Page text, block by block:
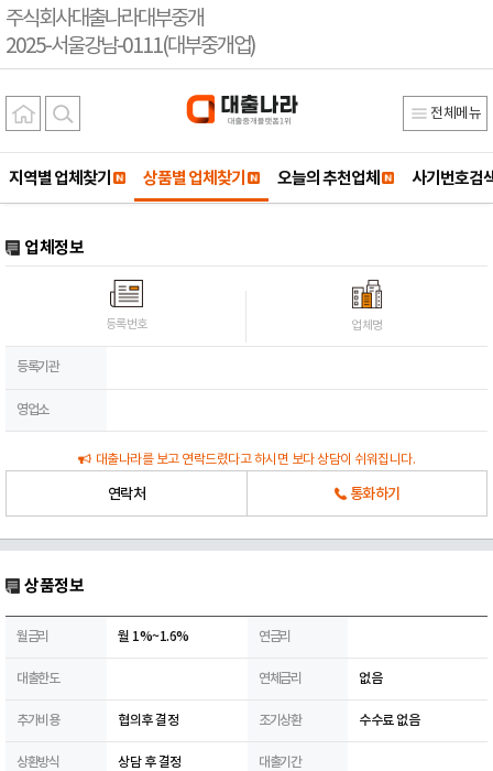
주식회사대출나라대부중개
2025-서울강남-0111(대부중개업)
전체메뉴
지역별 업체찾기 상품별 업체찾기 오늘의 추천업체 사기번호검
업체정보
등록번호 업체명
등록기관
영업소
대출나라를 보고 연락드렸다고 하시면 보다 상담이 쉬워집니다.
연락처 통화하기
상품정보
월금리 월 1%~1.6% 연금리
대출한도 연체금리 없음
추가비용 협의후 결정 조기상환 수수료 없음
상환방식 상담 후 결정 대출기간